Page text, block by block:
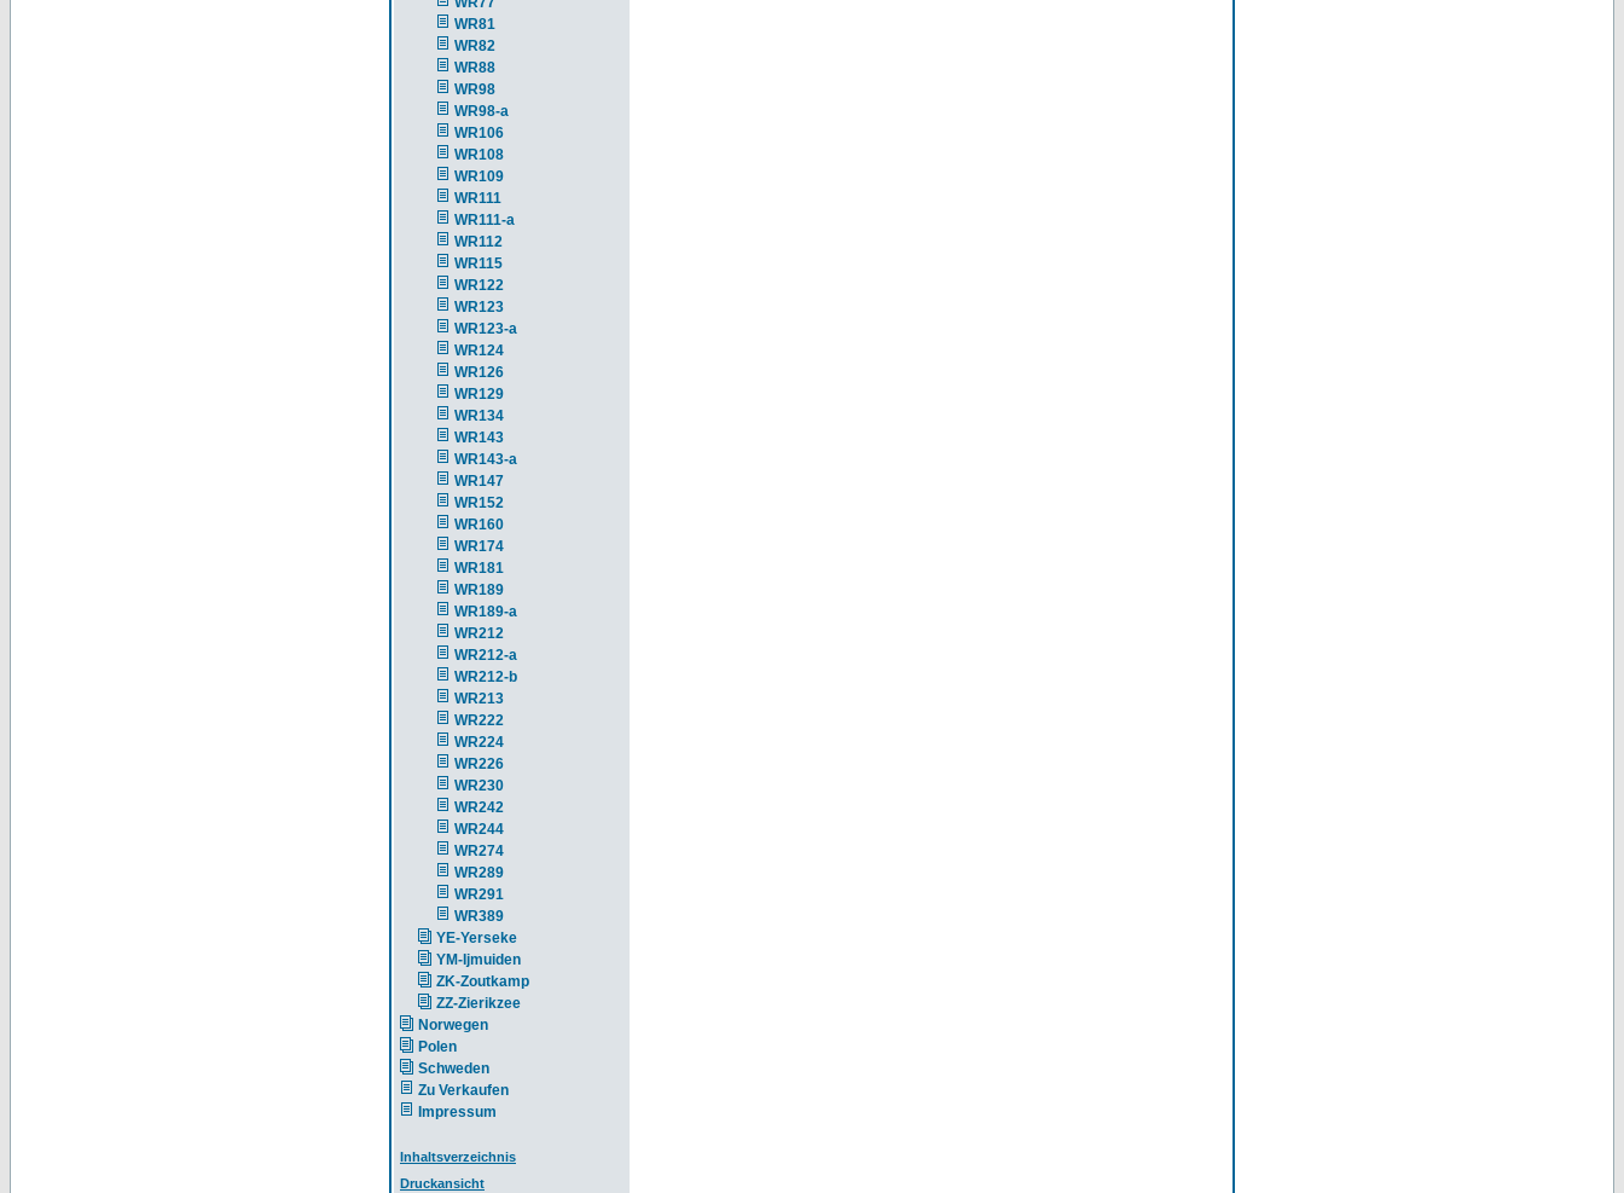
WR81
WR82
WR88
WR98
WR98-a
WR106
WR108
WR109
WR111
WR111-a
WR112
WR115
WR122
WR123
WR123-a
WR124
WR126
WR129
WR134
WR143
WR143-a
WR147
WR152
WR160
WR174
WR181
WR189
WR189-a
WR212
WR212-a
WR212-b
WR213
WR222
WR224
WR226
WR230
WR242
WR244
WR274
WR289
WR291
WR389
YE-Yerseke
YM-Ijmuiden
ZK-Zoutkamp
ZZ-Zierikzee
Norwegen
Polen
Schweden
Zu Verkaufen
Impressum
Inhaltsverzeichnis
Druckansicht